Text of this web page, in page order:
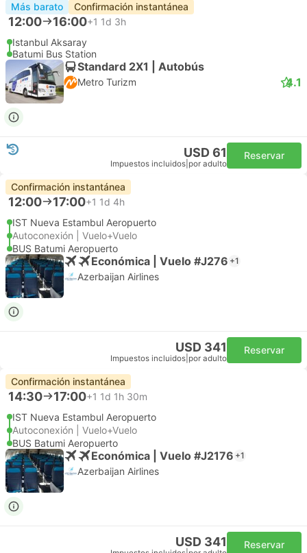
Más barato Confirmación instantánea
12:00 16:00+1 1d 3h
Istanbul Aksaray
Batumi Bus Station
Standard 2X1 | Autobús
Metro Turizm 4.1
USD 61
Impuestos incluidos por adulto
Reservar
Confirmación instantánea
12:00 17:00+1 1d 4h
IST Nueva Estambul Aeropuerto
Autoconexión | Vuelo+Vuelo
BUS Batumi Aeropuerto
Económica | Vuelo #J276 +1
Azerbaijan Airlines
USD 341
Impuestos incluidos por adulto
Reservar
Confirmación instantánea
14:30 17:00+1 1d 1h 30m
IST Nueva Estambul Aeropuerto
Autoconexión | Vuelo+Vuelo
BUS Batumi Aeropuerto
Económica | Vuelo #J2176 +1
Azerbaijan Airlines
USD 341 Reservar